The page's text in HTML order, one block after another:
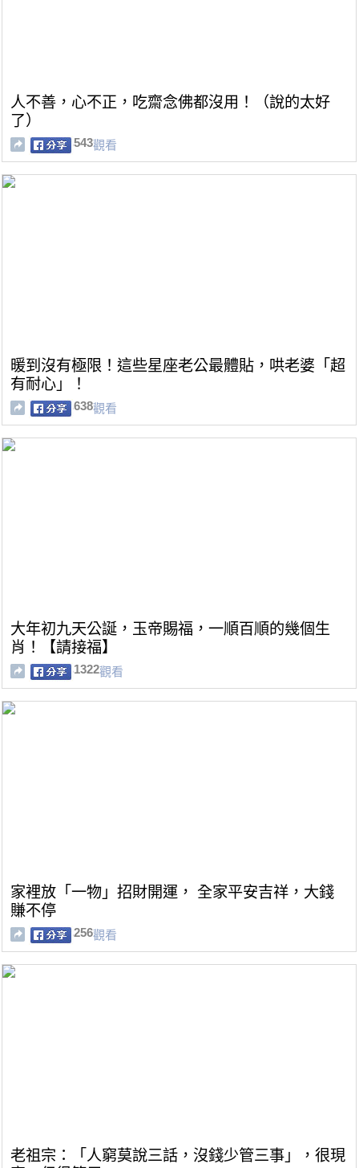
人不善，心不正，吃齋念佛都沒用！（說的太好
了）
543觀看
暖到沒有極限！這些星座老公最體貼，哄老婆「超
有耐心」！
638觀看
大年初九天公誕，玉帝賜福，一順百順的幾個生
肖！【請接福】
1322觀看
家裡放「一物」招財開運， 全家平安吉祥，大錢
賺不停
256觀看
老祖宗：「人窮莫說三話，沒錢少管三事」，很現